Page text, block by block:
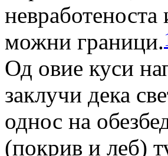
можни граници.
Од овие куси
заклучи дека
однос на
(покрив и леб)